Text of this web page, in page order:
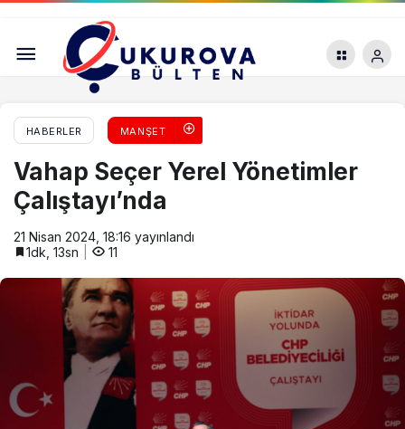
HABERLER MANŞET
Vahap Seçer Yerel Yönetimler
Çalıştayı’nda
21 Nisan 2024, 18:16 yayınlandı
1dk, 13sn
11
Türkiye’de mart ayında yıllık enflasyon yüzde